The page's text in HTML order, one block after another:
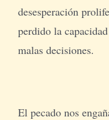
desesperación
perdido la
malas decisiones.
El pecado nos